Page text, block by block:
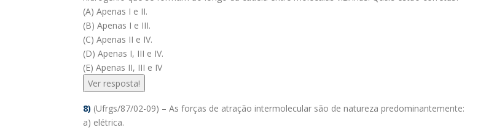
(A) Apenas I e II.
(B) Apenas I e III.
(C) Apenas II e IV.
(D) Apenas I, III e IV.
(E) Apenas II, III e IV
Ver resposta!
8) (Ufrgs/87/02-09) – As forças de atração intermolecular são de natureza predominantemente:
a) elétrica.